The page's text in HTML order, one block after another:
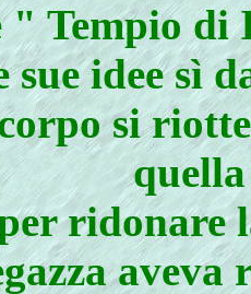
Tempio di
sue idee sì
si
ridonare